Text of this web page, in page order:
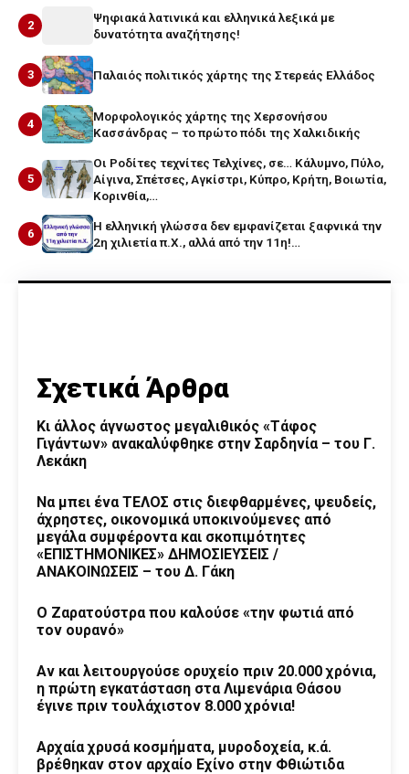
2
Ψηφιακά λατινικά και ελληνικά λεξικά με
δυνατότητα αναζήτησης!
3 Παλαιός πολιτικός χάρτης της Στερεάς Ελλάδος
4
Μορφολογικός χάρτης της Χερσονήσου
Κασσάνδρας – το πρώτο πόδι της Χαλκιδικής
5
Οι Ροδίτες τεχνίτες Τελχίνες, σε… Κάλυμνο, Πύλο,
Αίγινα, Σπέτσες, Αγκίστρι, Κύπρο, Κρήτη, Βοιωτία,
Κορινθία,…
6
Η ελληνική γλώσσα δεν εμφανίζεται ξαφνικά την
2η χιλιετία π.Χ., αλλά από την 11η!…
Σχετικά Άρθρα
Κι άλλος άγνωστος μεγαλιθικός «Τάφος
Γιγάντων» ανακαλύφθηκε στην Σαρδηνία – του Γ.
Λεκάκη
Να μπει ένα ΤΕΛΟΣ στις διεφθαρμένες, ψευδείς,
άχρηστες, οικονομικά υποκινούμενες από
μεγάλα συμφέροντα και σκοπιμότητες
«ΕΠΙΣΤΗΜΟΝΙΚΕΣ» ΔΗΜΟΣΙΕΥΣΕΙΣ /
ΑΝΑΚΟΙΝΩΣΕΙΣ – του Δ. Γάκη
Ο Ζαρατούστρα που καλούσε «την φωτιά από
τον ουρανό»
Αν και λειτουργούσε ορυχείο πριν 20.000 χρόνια,
η πρώτη εγκατάσταση στα Λιμενάρια Θάσου
έγινε πριν τουλάχιστον 8.000 χρόνια!
Αρχαία χρυσά κοσμήματα, μυροδοχεία, κ.ά.
βρέθηκαν στον αρχαίο Εχίνο στην Φθιώτιδα